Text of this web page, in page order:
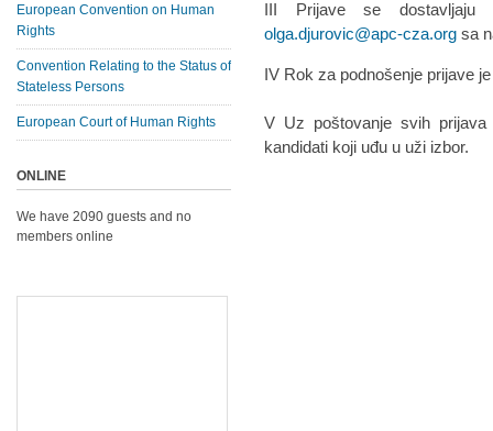
III Prijave se dostavljaju
olga.djurovic@apc-cza.org sa
IV Rok za podnošenje prijave
V Uz poštovanje svih
kandidati koji uđu u uži izbor.
European Convention on Human
Rights
Convention Relating to the Status of
Stateless Persons
European Court of Human Rights
ONLINE
We have 2090 guests and no
members online